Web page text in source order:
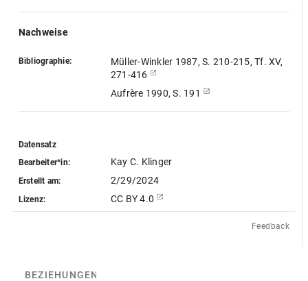
Nachweise
Bibliographie:
Müller-Winkler 1987, S. 210-215, Tf. XV,
271-416
Aufrère 1990, S. 191
Datensatz
Bearbeiter*in:
Kay C. Klinger
Erstellt am: 2/29/2024
Lizenz: CC BY 4.0
Feedback
BEZIEHUNGEN